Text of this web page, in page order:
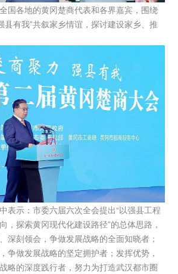
国各地的黄冈楚商代表和各界嘉宾，围绕
县有我”共叙家乡情谊，探讨建设家乡、推
表示：市委六届六次全会提出“以强县工程
，探索黄冈现代化建设路径”的总体思路，
深刻领会，争做发展战略的全面知晓者；
争做发展战略的坚定拥护者；发挥优势，
略的深度践行者，努力为打造武汉都市圈